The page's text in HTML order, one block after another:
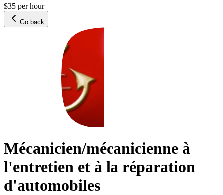
$35 per hour
Go back
Mécanicien/mécanicienne à
l'entretien et à la réparation
d'automobiles